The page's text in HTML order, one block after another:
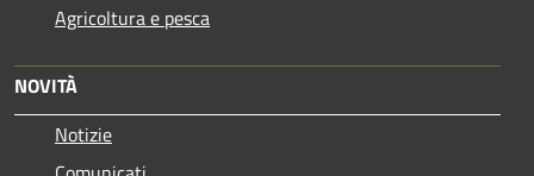
Agricoltura e pesca
NOVITÀ
Notizie